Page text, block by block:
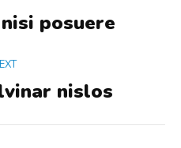
Previousposuere
Next
nislos